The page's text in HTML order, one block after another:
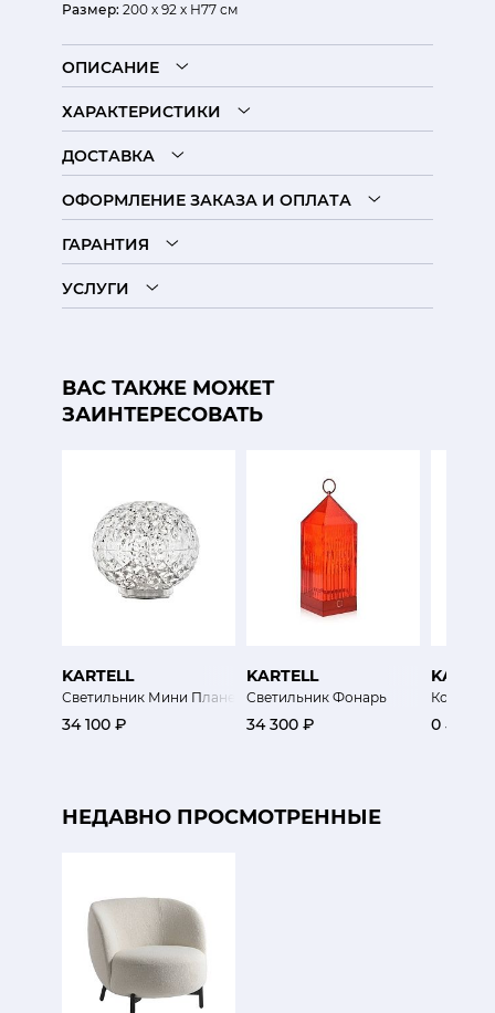
Размер: 200 х 92 х Н77 см
ОПИСАНИЕ
ХАРАКТЕРИСТИКИ
ДОСТАВКА
ОФОРМЛЕНИЕ ЗАКАЗА И ОПЛАТА
ГАРАНТИЯ
УСЛУГИ
ВАС ТАКЖЕ МОЖЕТ
ЗАИНТЕРЕСОВАТЬ
KARTELL
Светильник Мини Планета
34 100 ₽
KARTELL
Светильник Фонарь
34 300 ₽ 0 ₽
НЕДАВНО ПРОСМОТРЕННЫЕ